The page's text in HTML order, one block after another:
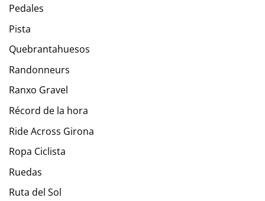
Pedales
Pista
Quebrantahuesos
Randonneurs
Ranxo Gravel
Récord de la hora
Ride Across Girona
Ropa Ciclista
Ruedas
Ruta del Sol